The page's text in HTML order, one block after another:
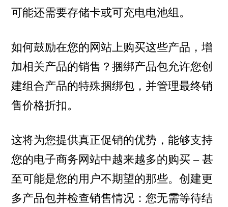
可能还需要存储卡或可充电电池组。
如何鼓励在您的网站上购买这些产品，增
加相关产品的销售？捆绑产品包允许您创
建组合产品的特殊捆绑包，并管理最终销
售价格折扣。
这将为您提供真正促销的优势，能够支持
您的电子商务网站中越来越多的购买 – 甚
至可能是您的用户不期望的那些。创建更
多产品包并检查销售情况：您无需等待结